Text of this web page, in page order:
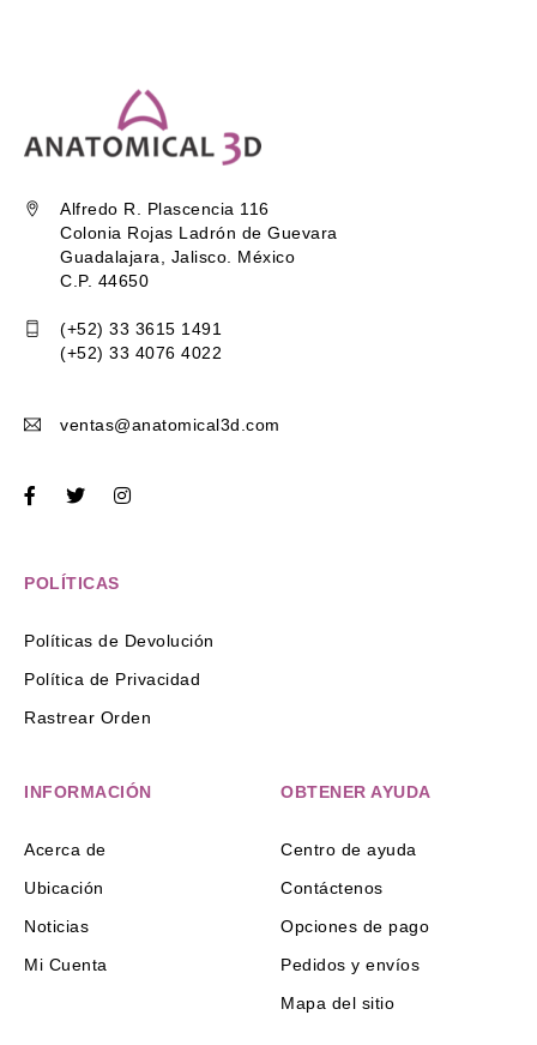
Alfredo R. Plascencia 116
Colonia Rojas Ladrón de Guevara
Guadalajara, Jalisco. México
C.P. 44650
(+52) 33 3615 1491
(+52) 33 4076 4022
ventas@anatomical3d.com
POLÍTICAS
Políticas de Devolución
Política de Privacidad
Rastrear Orden
INFORMACIÓN
Acerca de
Ubicación
Noticias
Mi Cuenta
OBTENER AYUDA
Centro de ayuda
Contáctenos
Opciones de pago
Pedidos y envíos
Mapa del sitio